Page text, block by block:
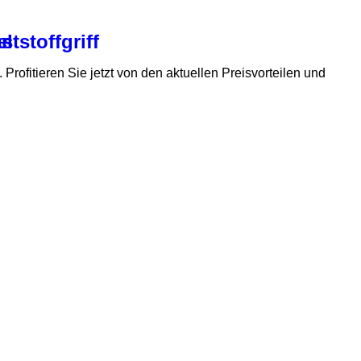
. Profitieren Sie jetzt von den aktuellen Preisvorteilen und